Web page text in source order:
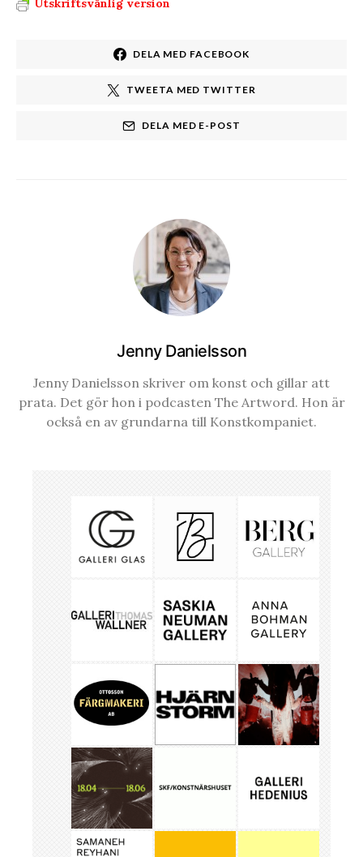
Utskriftsvänlig version
DELA MED FACEBOOK
TWEETA MED TWITTER
DELA MED E-POST
Jenny Danielsson
Jenny Danielsson skriver om konst och gillar att
prata. Det gör hon i podcasten The Artword. Hon är
också en av grundarna till Konstkompaniet.